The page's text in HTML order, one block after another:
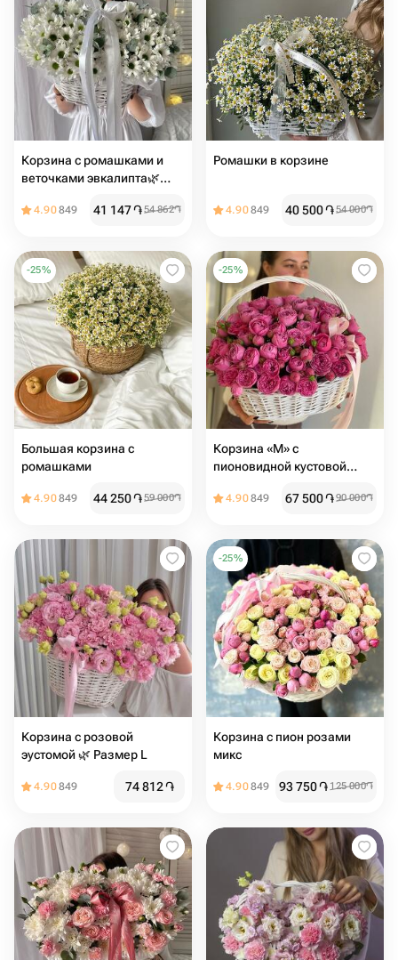
Корзина с ромашками и
веточками эвкалипта🌿
4.90849 41 147֏54 862֏
Ромашки в корзине
4.90849 40 500֏54 000֏
-25%
Большая корзина с
ромашками
4.90849 44 250֏59 000֏
-25%
Корзина «M» с
пионовидной кустовой
4.90849 67 500֏90 000֏
Корзина с розовой
эустомой 🌿 Размер L
4.90849 74 812֏
-25%
Корзина с пион розами
микс
4.90849 93 750֏ 125 000֏